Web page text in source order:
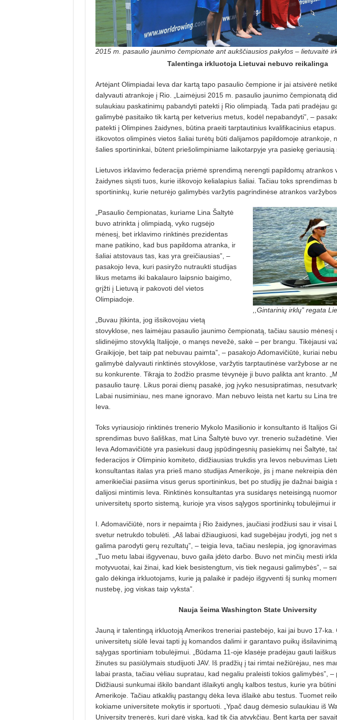
2015 m. pasaulio jaunimo čempionate ant aukščiausios pakylos – lietuvaitė
Talentinga irkluotoja Lietuvai nebuvo reikalinga
Artėjant Olimpiadai Ieva dar kartą tapo pasaulio čempione ir jai atsivėrė
dalyvauti atrankoje į Rio. „Laimėjusi 2015 m. pasaulio jaunimo čempionatą
sulaukiau paskatinimų pabandyti patekti į Rio olimpiadą. Tada pati pradėjau
galimybė pasitaiko tik kartą per ketverius metus, kodėl nepabandyti”, –
patekti į Olimpines žaidynes, būtina praeiti tarptautinius kvalifikacinius
iškovotos olimpinės vietos šaliai turėtų būti dalijamos papildomoje atrankoje,
šalies sportininkai, būtent priešolimpiniame laikotarpyje yra pasiekę geriausią
Lietuvos irklavimo federacija priėmė sprendimą nerengti papildomų atrankos
žaidynes siųsti tuos, kurie iškovojo kelialapius šaliai. Tačiau toks sprendimas
sportininkų, kurie neturėjo galimybės varžytis pagrindinėse atrankos
,,Gintarinių irklų” regata
„Pasaulio čempionatas, kuriame Lina Šaltytė
buvo atrinkta į olimpiadą, vyko rugsėjo
mėnesį, bet irklavimo rinktinės prezidentas
mane patikino, kad bus papildoma atranka, ir
šaliai atstovaus tas, kas yra greičiausias”, –
pasakojo Ieva, kuri pasiryžo nutraukti studijas
likus metams iki bakalauro laipsnio baigimo,
grįžti į Lietuvą ir pakovoti dėl vietos
Olimpiadoje.
„Buvau įtikinta, jog išsikovojau vietą
stovyklose, nes laimėjau pasaulio jaunimo čempionatą, tačiau sausio mėnesį
slidinėjimo stovyklą Italijoje, o manęs nevežė, sakė – per brangu. Tikėjausi
Graikijoje, bet taip pat nebuvau paimta”, – pasakojo Adomavičiūtė, kuriai
galimybė dalyvauti rinktinės stovyklose, varžytis tarptautinėse varžybose ar
su konkurente. Tikrąja to žodžio prasme tėvynėje ji buvo palikta ant kranto.
pasaulio taurę. Likus porai dienų pasakė, jog įvyko nesusipratimas,
Labai nusiminiau, nes mane ignoravo. Man nebuvo leista net kartu su Lina
Ieva.
Toks vyriausiojo rinktinės trenerio Mykolo Masilionio ir konsultanto iš Italijos
sprendimas buvo šališkas, mat Lina Šaltytė buvo vyr. trenerio sužadėtinė.
Ieva Adomavičiūtė yra pasiekusi daug įspūdingesnių pasiekimų nei Šaltytė,
federacijos ir Olimpinio komiteto, didžiausias trukdis yra Ievos nebuvimas
konsultantas italas yra prieš mano studijas Amerikoje, jis į mane nekreipia
amerikiečiai pasiima visus gerus sportininkus, bet po studijų jie dažnai baigia
dalijosi mintimis Ieva. Rinktinės konsultantas yra susidaręs neteisingą
universitetų sporto sistemą, kurioje yra visos sąlygos sportininkų tobulėjimui ir
I. Adomavičiūtė, nors ir nepaimta į Rio žaidynes, jaučiasi įrodžiusi sau ir visai
svetur netrukdo tobulėti. „Aš labai džiaugiuosi, kad sugebėjau įrodyti, jog net
galima parodyti gerų rezultatų”, – teigia Ieva, tačiau neslepia, jog
„Tuo metu labai išgyvenau, buvo gaila įdėto darbo. Buvo net minčių mesti
motyvuotai, kai žinai, kad kiek besistengtum, vis tiek negausi galimybės”, –
galo dėkinga irkluotojams, kurie ją palaikė ir padėjo išgyventi šį sunkų
nustebę, jog viskas taip vyksta”.
Nauja šeima Washington State University
Jauną ir talentingą irkluotoją Amerikos treneriai pastebėjo, kai jai buvo 17-ka.
universitetų siūlė Ievai tapti jų komandos dalimi ir garantavo puikų
sąlygas sportiniam tobulėjimui. „Būdama 11-oje klasėje pradėjau gauti laiškus
žinutes su pasiūlymais studijuoti JAV. Iš pradžių į tai rimtai nežiūrėjau, nes
labai prasta, tačiau vėliau supratau, kad negaliu praleisti tokios galimybės”, –
Didžiausi sunkumai iškilo bandant išlaikyti anglų kalbos testus, kurie yra
Amerikoje. Tačiau atkaklių pastangų dėka Ieva išlaikė abu testus. Tuomet
kokiame universitete mokytis ir sportuoti. „Ypač daug dėmesio sulaukiau iš
University trenerės, kuri darė viską, kad tik čia atvykčiau. Bent kartą per